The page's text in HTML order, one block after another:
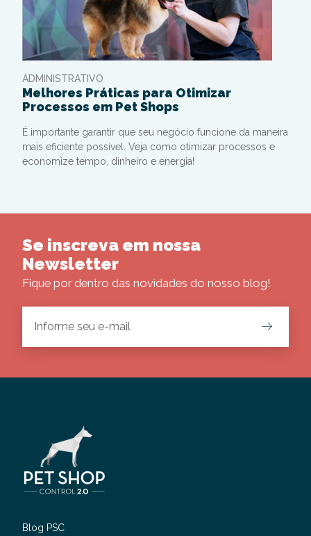
ADMINISTRATIVO
Melhores Práticas para Otimizar
Processos em Pet Shops
É importante garantir que seu negócio funcione da maneira
mais eficiente possível. Veja como otimizar processos e
economize tempo, dinheiro e energia!
Se inscreva em nossa
Newsletter
Fique por dentro das novidades do nosso blog!
Blog PSC